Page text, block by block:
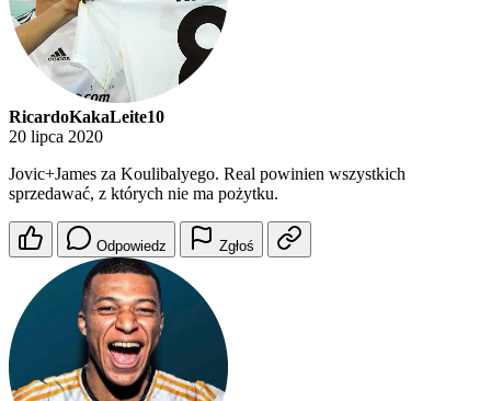
RicardoKakaLeite10
20 lipca 2020
Jovic+James za Koulibalyego. Real powinien wszystkich
sprzedawać, z których nie ma pożytku.
Odpowiedz Zgłoś